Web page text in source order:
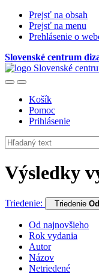
Prejsť na obsah
Prejsť na menu
Prehlásenie o
Slovenské centrum
Košík
Pomoc
Prihlásenie
Výsledky
Triedenie: Triedenie
Od najnovšieho
Rok vydania
Autor
Názov
Netriedené